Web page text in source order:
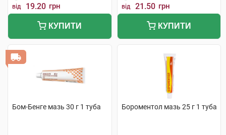
від 19.20 грн
КУПИТИ
від 21.50 грн
КУПИТИ
Бом-Бенге мазь 30 г 1 туба Бороментол мазь 25 г 1 туба